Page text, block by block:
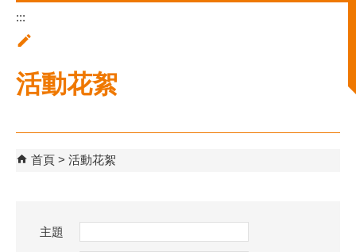
:::
活動花絮
首頁 活動花絮
主題